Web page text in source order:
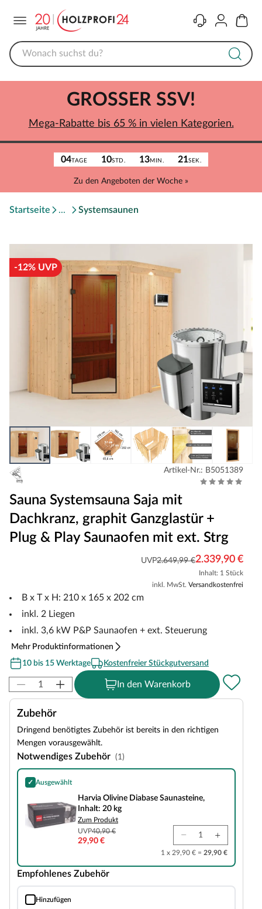
KontaktKonto
04TAGE 10STD. 13MIN. 21SEK.
Zu den Angeboten der Woche »
GROSSER SSV!
Mega-Rabatte bis 65 % in vielen Kategorien.
Startseite Systemsaunen
-12% UVP
Artikel-Nr.: B5051389
Sauna Systemsauna Saja mit
Dachkranz, graphit Ganzglastür +
Plug & Play Saunaofen mit ext. Strg
UVP2.649,99 €2.339,90 €
Inhalt: 1 Stück
inkl. MwSt. Versandkostenfrei
B x T x H: 210 x 165 x 202 cm
inkl. 2 Liegen
inkl. 3,6 kW P&P Saunaofen + ext. Steuerung
Mehr Produktinformationen
10 bis 15 Werktage
Kostenfreier Stückgutversand
In den Warenkorb
Zubehör
Dringend benötigtes Zubehör ist bereits in den richtigen
Mengen vorausgewählt.
Notwendiges Zubehör (1)
✓ Ausgewählt
Harvia Olivine Diabase Saunasteine, Inhalt: 20 kg
Harvia Olivine Diabase Saunasteine,
Inhalt: 20 kg
Zum Produkt
UVP40,90 €
29,90 €
1 x 29,90 € = 29,90 €
Empfohlenes Zubehör
Hinzufügen
Sauna Classic 6-teiliges Zubehörset